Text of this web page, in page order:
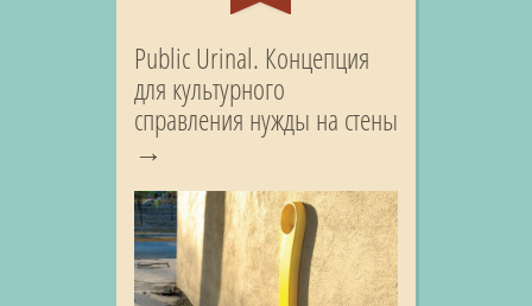
Public Urinal. Концепция
для культурного
справления нужды на стены